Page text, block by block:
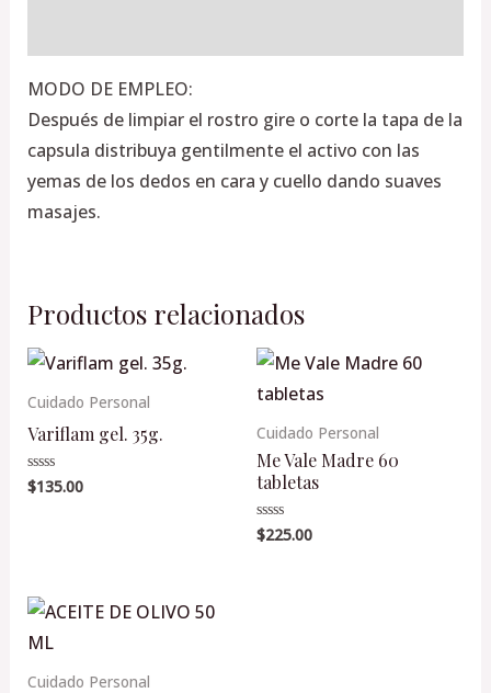
MODO DE EMPLEO:
Después de limpiar el rostro gire o corte la tapa de la
capsula distribuya gentilmente el activo con las
yemas de los dedos en cara y cuello dando suaves
masajes.
Productos relacionados
Cuidado Personal
Variflam gel. 35g.
Valorado
en
$135.00
Cuidado Personal
Me Vale Madre 60
tabletas
Valorado
en
$225.00
Cuidado Personal